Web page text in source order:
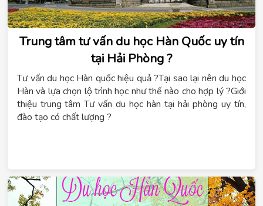
Trung tâm tư vấn du học Hàn Quốc uy tín
tại Hải Phòng ?
Tư vấn du học Hàn quốc hiệu quả ?Tại sao lại nên du học
Hàn và lựa chọn lộ trình học như thế nào cho hợp lý ?Giới
thiệu trung tâmTư vấn du học hàn tại hải phòng uy tín,
đào tạo có chất lượng ?